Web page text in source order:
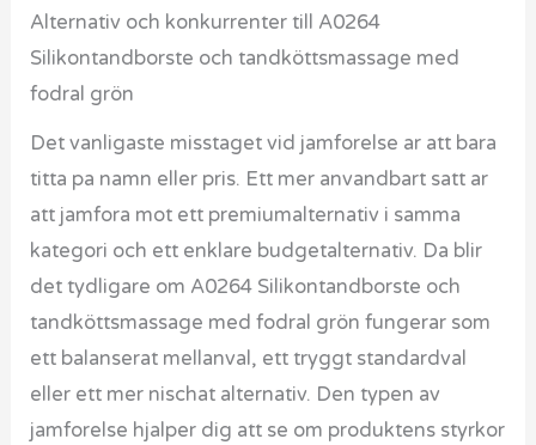
Alternativ och konkurrenter till A0264
Silikontandborste och tandköttsmassage med
fodral grön
Det vanligaste misstaget vid jamforelse ar att bara
titta pa namn eller pris. Ett mer anvandbart satt ar
att jamfora mot ett premiumalternativ i samma
kategori och ett enklare budgetalternativ. Da blir
det tydligare om A0264 Silikontandborste och
tandköttsmassage med fodral grön fungerar som
ett balanserat mellanval, ett tryggt standardval
eller ett mer nischat alternativ. Den typen av
jamforelse hjalper dig att se om produktens styrkor